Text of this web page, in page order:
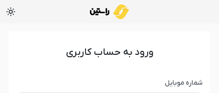
ورود به حساب کاربری
شماره موبایل